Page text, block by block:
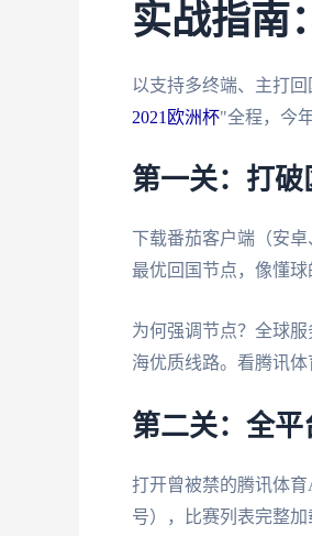
实战指南
以支持多终端、主打回
2021欧洲杯"全程，今
第一关：打破
下载番茄客户端（安
最优回国节点，像懂
为何强调节点？全球
海优质线路。看腾讯
第二关：全
打开曾被禁的腾讯体
号），比赛列表完整